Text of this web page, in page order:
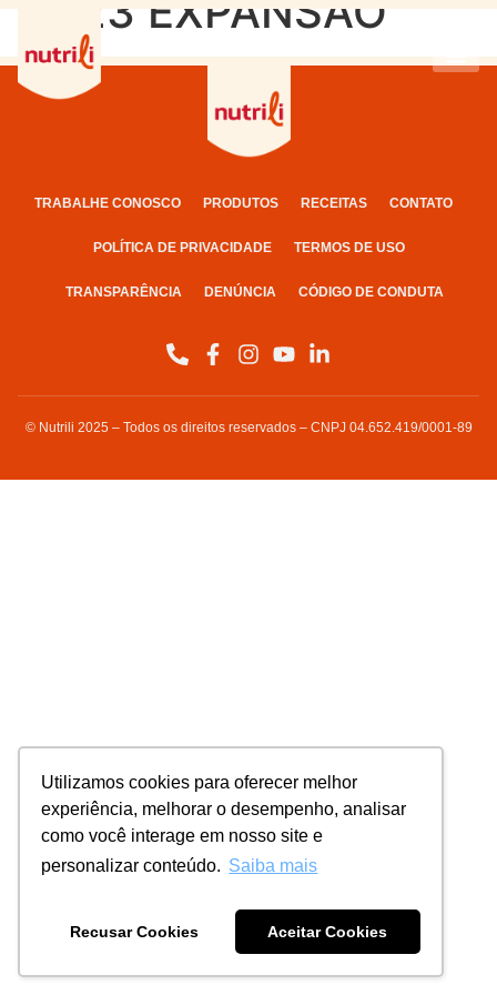
Utilizamos cookies para oferecer melhor
experiência, melhorar o desempenho, analisar
como você interage em nosso site e
personalizar conteúdo. Saiba mais
Recusar Cookies Aceitar Cookies
2023 EXPANSÃO
TRABALHE CONOSCO PRODUTOS RECEITAS CONTATO
POLÍTICA DE PRIVACIDADE TERMOS DE USO
TRANSPARÊNCIA DENÚNCIA CÓDIGO DE CONDUTA
© Nutrili 2025 – Todos os direitos reservados – CNPJ 04.652.419/0001-89